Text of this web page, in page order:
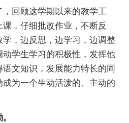
回顾这学期以来的教学工
，仔细批改作业，不断反
，边反思，边学习，边调整
学生学习的积极性，发挥他
文知识，发展能力特长的同
为一个生动活泼的、主动的